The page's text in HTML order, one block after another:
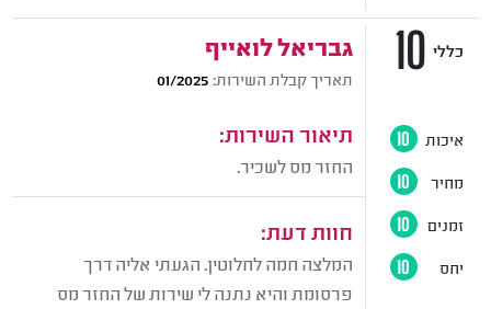
גבריאל לואייף
תאריך קבלת השירות: 01/2025
תיאור השירות:
החזר מס לשכיר.
חוות דעת:
המלצה חמה לחלוטין. הגעתי אליה דרך
פרסומת והיא נתנה לי שירות של החזר מס
10 כללי
איכות 10
מחיר 10
זמנים 10
יחס 10